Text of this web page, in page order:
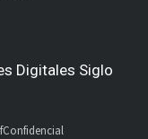
Digitales Siglo